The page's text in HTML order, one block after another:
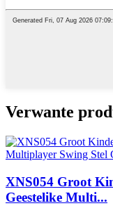
Verwante
XNS054 Groot
Geestelike Multi...